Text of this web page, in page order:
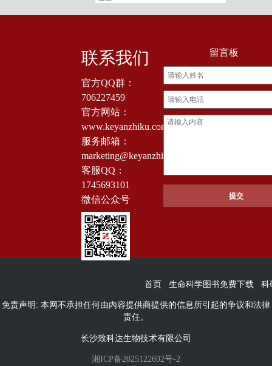
联系我们
官方QQ群：
706227459
官方网站：
www.keyanzhiku.com
服务邮箱：
marketing@keyanzhiku.com
客服QQ：
1745693101
微信公众号
留言板
首页 生命科学图书免费下载 科
免责声明: 本网不承担任何由內容提供商提供的信息所引起的争议和法律
责任。
长沙致科达生物技术有限公司
湘ICP备2025122692号-2